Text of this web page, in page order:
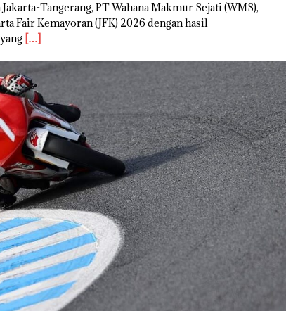
Tangerang, PT Wahana Makmur Sejati (WMS),
Fair Kemayoran (JFK) 2026 dengan hasil
[…]